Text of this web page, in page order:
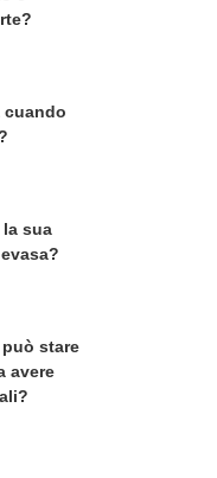
cuando
sua
stare
avere